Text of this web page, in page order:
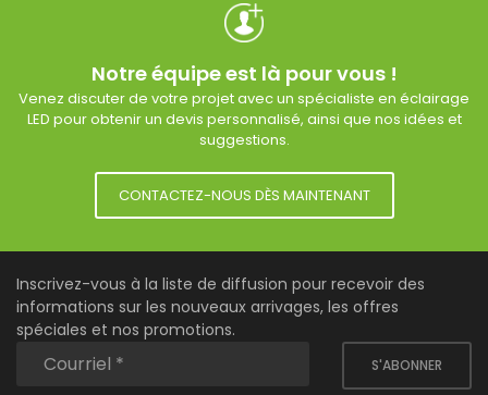
Notre équipe est là pour vous !
Venez discuter de votre projet avec un spécialiste en éclairage
LED pour obtenir un devis personnalisé, ainsi que nos idées et
suggestions.
CONTACTEZ-NOUS DÈS MAINTENANT
Inscrivez-vous à la liste de diffusion pour recevoir des
informations sur les nouveaux arrivages, les offres
spéciales et nos promotions.
S'ABONNER